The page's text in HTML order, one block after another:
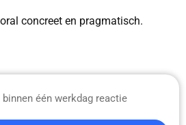
concreet en pragmatisch.